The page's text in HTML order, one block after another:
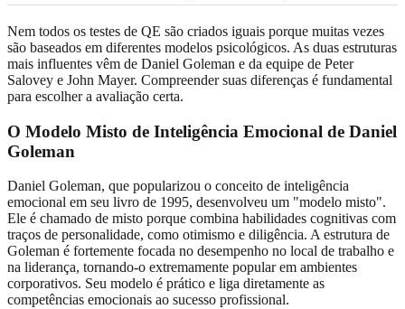
Nem todos os testes de QE são criados iguais porque muitas vezes
são baseados em diferentes modelos psicológicos. As duas estruturas
mais influentes vêm de Daniel Goleman e da equipe de Peter
Salovey e John Mayer. Compreender suas diferenças é fundamental
para escolher a avaliação certa.
O Modelo Misto de Inteligência Emocional de Daniel
Goleman
Daniel Goleman, que popularizou o conceito de inteligência
emocional em seu livro de 1995, desenvolveu um "modelo misto".
Ele é chamado de misto porque combina habilidades cognitivas com
traços de personalidade, como otimismo e diligência. A estrutura de
Goleman é fortemente focada no desempenho no local de trabalho e
na liderança, tornando-o extremamente popular em ambientes
corporativos. Seu modelo é prático e liga diretamente as
competências emocionais ao sucesso profissional.